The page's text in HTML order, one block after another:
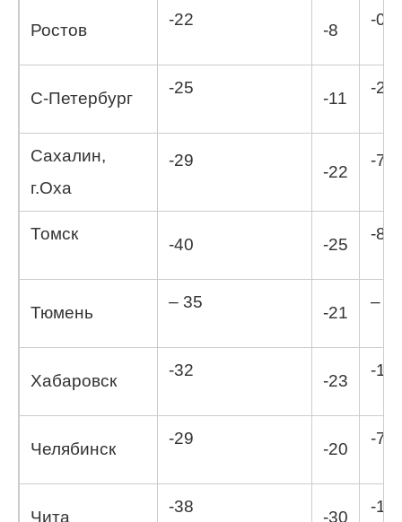
Ростов
-22
-8
-0,6
С-Петербург
-25
-11
-2,2
Cахалин,
г.Оха
-29
-22
-7,5
Томск
-40 -25
-8,8
Тюмень
– 35
-21
–
Хабаровск
-32
-23
-
Челябинск
-29
-20
-7,1
Чита
-38
-30
-